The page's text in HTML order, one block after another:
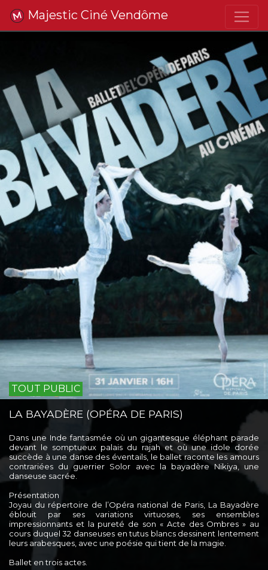
Majestic Ciné Vendôme
TOUT PUBLIC
LA BAYADÈRE (OPÉRA DE PARIS)
Dans une Inde fantasmée où un gigantesque éléphant parade
devant le somptueux palais du rajah et où une idole dorée
succède à une danse des éventails, le ballet raconte les amours
contrariées du guerrier Solor avec la bayadère Nikiya, une
danseuse sacrée.
Présentation
Joyau du répertoire de l’Opéra national de Paris, La Bayadère
éblouit par ses variations virtuoses, ses ensembles
impressionnants et la pureté de son « Acte des Ombres » au
cours duquel 32 danseuses en tutus blancs dessinent lentement
leurs arabesques, avec une poésie qui tient de la magie.
Ballet en trois actes.